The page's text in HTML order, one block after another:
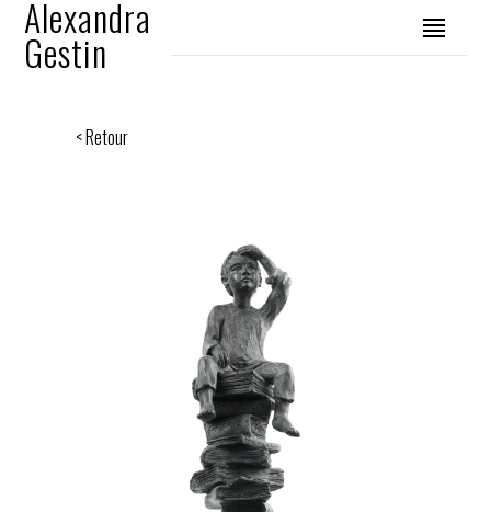
Alexandra
Gestin
< Retour